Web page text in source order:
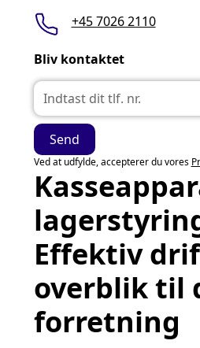
+45 7026 2110
Bliv kontaktet
Ved at udfylde, accepterer du vores
Effektiv
overblik til
forretning